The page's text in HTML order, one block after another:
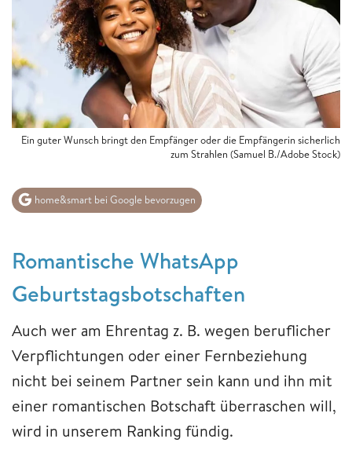
Ein guter Wunsch bringt den Empfänger oder die Empfängerin sicherlich
zum Strahlen (Samuel B./Adobe Stock)
home&smart bei Google bevorzugen
Romantische WhatsApp
Geburtstagsbotschaften
Auch wer am Ehrentag z. B. wegen beruflicher
Verpflichtungen oder einer Fernbeziehung
nicht bei seinem Partner sein kann und ihn mit
einer romantischen Botschaft überraschen will,
wird in unserem Ranking fündig.